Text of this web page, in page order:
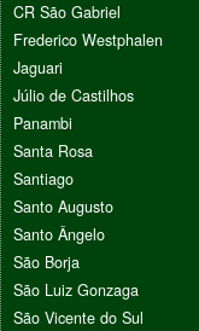
CR São Gabriel
Frederico Westphalen
Jaguari
Júlio de Castilhos
Panambi
Santa Rosa
Santiago
Santo Augusto
Santo Ângelo
São Borja
São Luiz Gonzaga
São Vicente do Sul